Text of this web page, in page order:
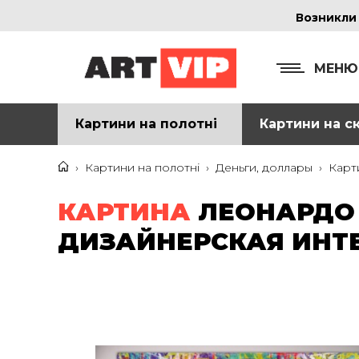
МЕНЮ
Картини на полотні Картини на
› Картини на полотні › Деньги, доллары ›
КАРТИНА ЛЕОНАРДО
ДИЗАЙНЕРСКАЯ
м.